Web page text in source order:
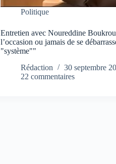
Politique
Entretien avec Noureddine
l’occasion ou jamais de se
"système""
Rédaction
30 septembre
22 commentaires